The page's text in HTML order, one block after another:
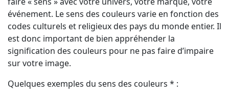
événement. Le sens des couleurs varie en fonction des
codes culturels et religieux des pays du monde entier. Il
est donc important de bien appréhender la
signification des couleurs pour ne pas faire d’impaire
sur votre image.
Quelques exemples du sens des couleurs * :